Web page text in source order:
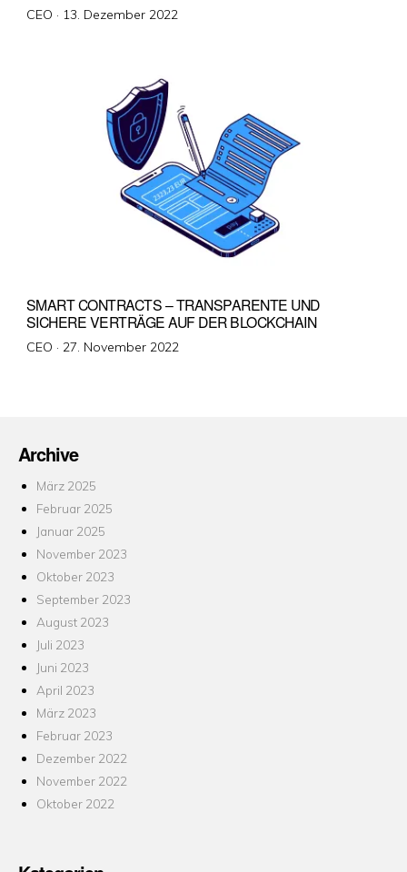
CEO · Veröffentlicht
13. Dezember 2022
SMART CONTRACTS – TRANSPARENTE UND
SICHERE VERTRÄGE AUF DER BLOCKCHAIN
CEO · Veröffentlicht
27. November 2022
Archive
März 2025
Februar 2025
Januar 2025
November 2023
Oktober 2023
September 2023
August 2023
Juli 2023
Juni 2023
April 2023
März 2023
Februar 2023
Dezember 2022
November 2022
Oktober 2022